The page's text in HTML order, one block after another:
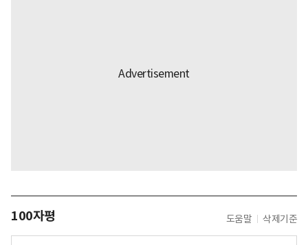
100자평 도움말 삭제기준